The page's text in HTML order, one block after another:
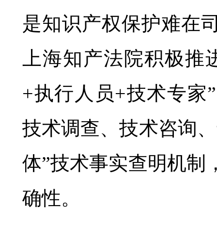
是知识产权保护难在
上海知产法院积极推
+执行人员+技术专家
技术调查、技术咨询
体”技术事实查明机制
确性。